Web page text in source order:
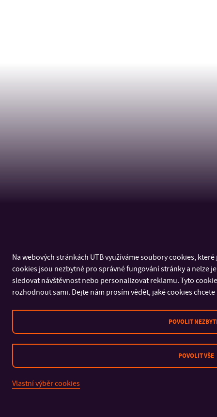
Na webových stránkách UTB využíváme soubory cookies,
cookies jsou nezbytné pro správné fungování stránky a nelze
sledovat návštěvnost nebo personalizovat reklamu. Tyto
rozhodnout sami. Dejte nám prosím vědět, jaké cookies
POVOLIT
POVOLIT VŠE
Vlastní výběr cookies